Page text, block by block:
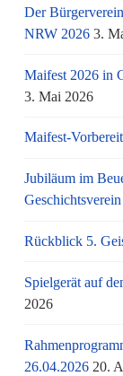
Der
NRW 2026 3.
Maifest 2026 in
3. Mai 2026
Maifest-
Jubiläum im
Rückblick 5.
Spielgerät auf
2026
26.04.2026 20.